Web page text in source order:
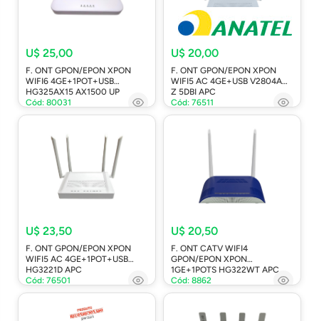
U$ 25,00
F. ONT GPON/EPON XPON
WIFI6 4GE+1POT+USB
HG325AX15 AX1500 UP
Cód: 80031
U$ 20,00
F. ONT GPON/EPON XPON
WIFI5 AC 4GE+USB V2804AC-
Z 5DBI APC
Cód: 76511
U$ 23,50
F. ONT GPON/EPON XPON
WIFI5 AC 4GE+1POT+USB
HG3221D APC
Cód: 76501
U$ 20,50
F. ONT CATV WIFI4
GPON/EPON XPON
1GE+1POTS HG322WT APC
Cód: 8862